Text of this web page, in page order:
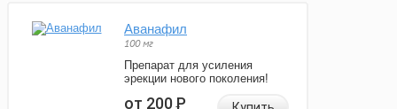
Аванафил
100 мг
Препарат для усиления
эрекции нового поколения!
от 200Р